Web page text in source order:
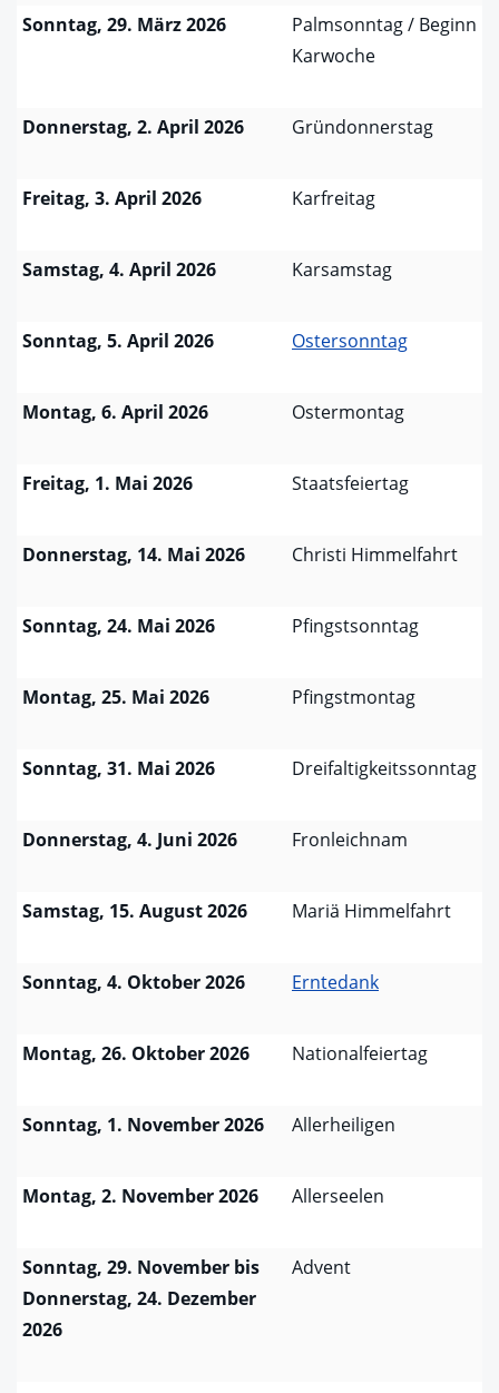
Sonntag, 29. März 2026
Palmsonntag / Beginn
Karwoche
Donnerstag, 2. April 2026 Gründonnerstag
Freitag, 3. April 2026 Karfreitag
Samstag, 4. April 2026 Karsamstag
Sonntag, 5. April 2026 Ostersonntag
Montag, 6. April 2026 Ostermontag
Freitag, 1. Mai 2026 Staatsfeiertag
Donnerstag, 14. Mai 2026 Christi Himmelfahrt
Sonntag, 24. Mai 2026 Pfingstsonntag
Montag, 25. Mai 2026 Pfingstmontag
Sonntag, 31. Mai 2026 Dreifaltigkeitssonntag
Donnerstag, 4. Juni 2026 Fronleichnam
Samstag, 15. August 2026 Mariä Himmelfahrt
Sonntag, 4. Oktober 2026 Erntedank
Montag, 26. Oktober 2026 Nationalfeiertag
Sonntag, 1. November 2026 Allerheiligen
Montag, 2. November 2026 Allerseelen
Sonntag, 29. November bis
Donnerstag, 24. Dezember
2026
Advent